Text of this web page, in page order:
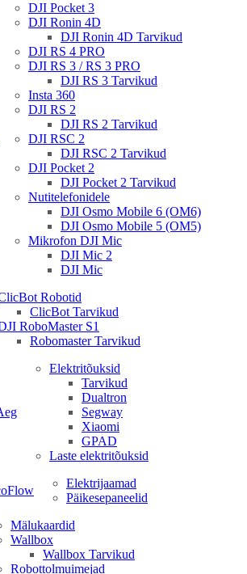
DJI Pocket 3
DJI Ronin 4D
DJI Ronin 4D Tarvikud
DJI RS 4 PRO
DJI RS 3 / RS 3 PRO
DJI RS 3 Tarvikud
Insta 360
DJI RS 2
DJI RS 2 Tarvikud
DJI RSC 2
DJI RSC 2 Tarvikud
DJI Pocket 2
DJI Pocket 2 Tarvikud
Nutitelefonidele
DJI Osmo Mobile 6 (OM6)
DJI Osmo Mobile 5 (OM5)
Mikrofon DJI Mic
DJI Mic 2
DJI Mic
Robotid
ClicBot Tarvikud
RoboMaster S1
Robomaster Tarvikud
Elektritõuksid
Tarvikud
Dualtron
Segway
Xiaomi
GPAD
Laste elektritõuksid
Elektrijaamad
Päikesepaneelid
Mälukaardid
Wallbox
Wallbox Tarvikud
Robottolmuimejad